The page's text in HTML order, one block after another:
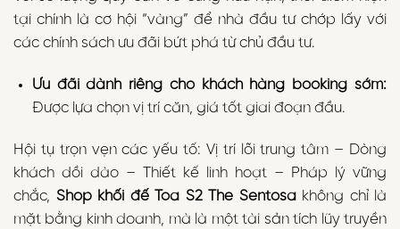
tại chính là cơ hội “vàng” để nhà đầu tư chớp lấy với
các chính sách ưu đãi bứt phá từ chủ đầu tư.
Ưu đãi dành riêng cho khách hàng booking sớm:
Được lựa chọn vị trí căn, giá tốt giai đoạn đầu.
Hội tụ trọn vẹn các yếu tố: Vị trí lõi trung tâm – Dòng
khách dồi dào – Thiết kế linh hoạt – Pháp lý vững
chắc, Shop khối đế Tòa S2 The Sentosakhông chỉ là
mặt bằng kinh doanh, mà là một tài sản tích lũy truyền